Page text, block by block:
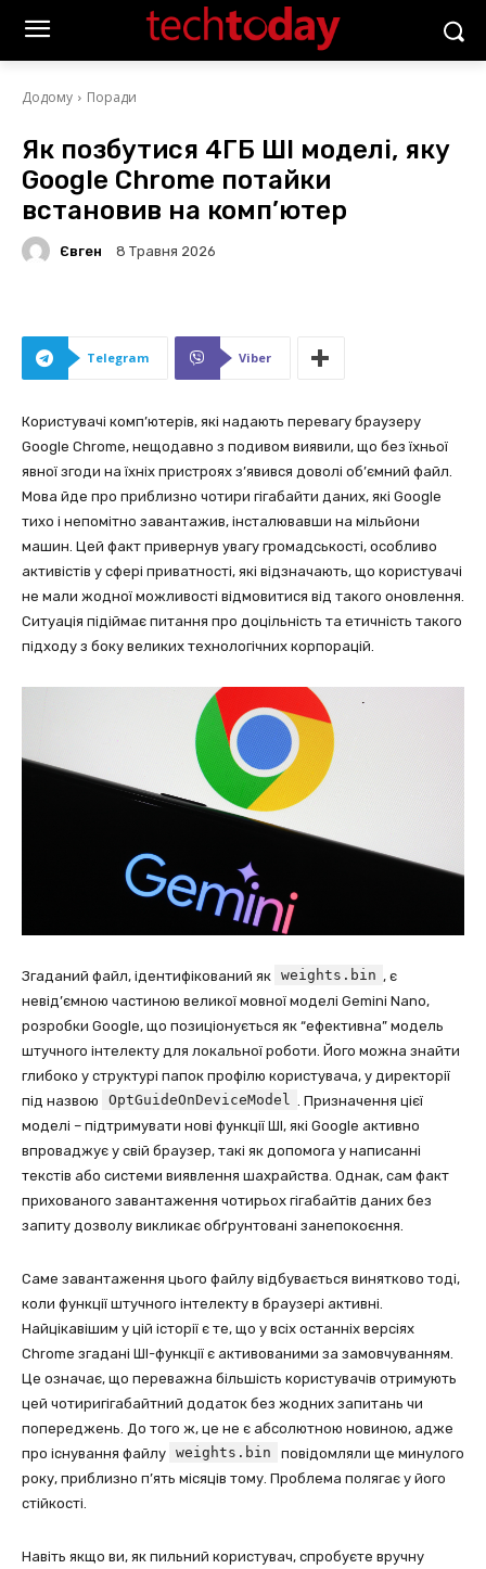
Додому Поради
Як позбутися 4ГБ ШІ моделі, яку
Google Chrome потайки
встановив на комп’ютер
Євген 8 Травня 2026
Telegram Viber
Користувачі комп’ютерів, які надають перевагу браузеру
Google Chrome, нещодавно з подивом виявили, що без їхньої
явної згоди на їхніх пристроях з’явився доволі об’ємний файл.
Мова йде про приблизно чотири гігабайти даних, які Google
тихо і непомітно завантажив, інсталювавши на мільйони
машин. Цей факт привернув увагу громадськості, особливо
активістів у сфері приватності, які відзначають, що користувачі
не мали жодної можливості відмовитися від такого оновлення.
Ситуація підіймає питання про доцільність та етичність такого
підходу з боку великих технологічних корпорацій.
Згаданий файл, ідентифікований як weights.bin , є
невід’ємною частиною великої мовної моделі Gemini Nano,
розробки Google, що позиціонується як “ефективна” модель
штучного інтелекту для локальної роботи. Його можна знайти
глибоко у структурі папок профілю користувача, у директорії
під назвою
OptGuideOnDeviceModel . Призначення цієї
моделі – підтримувати нові функції ШІ, які Google активно
впроваджує у свій браузер, такі як допомога у написанні
текстів або системи виявлення шахрайства. Однак, сам факт
прихованого завантаження чотирьох гігабайтів даних без
запиту дозволу викликає обґрунтовані занепокоєння.
Саме завантаження цього файлу відбувається винятково тоді,
коли функції штучного інтелекту в браузері активні.
Найцікавішим у цій історії є те, що у всіх останніх версіях
Chrome згадані ШІ-функції є активованими за замовчуванням.
Це означає, що переважна більшість користувачів отримують
цей чотиригігабайтний додаток без жодних запитань чи
попереджень. До того ж, це не є абсолютною новиною, адже
про існування файлу weights.bin
повідомляли ще минулого
року, приблизно п’ять місяців тому. Проблема полягає у його
стійкості.
Навіть якщо ви, як пильний користувач, спробуєте вручну